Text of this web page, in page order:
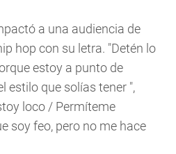
a una audiencia de
hop con su letra. "Detén lo
estoy a punto de
estilo que solías tener ",
loco / Permíteme
soy feo, pero no me hace